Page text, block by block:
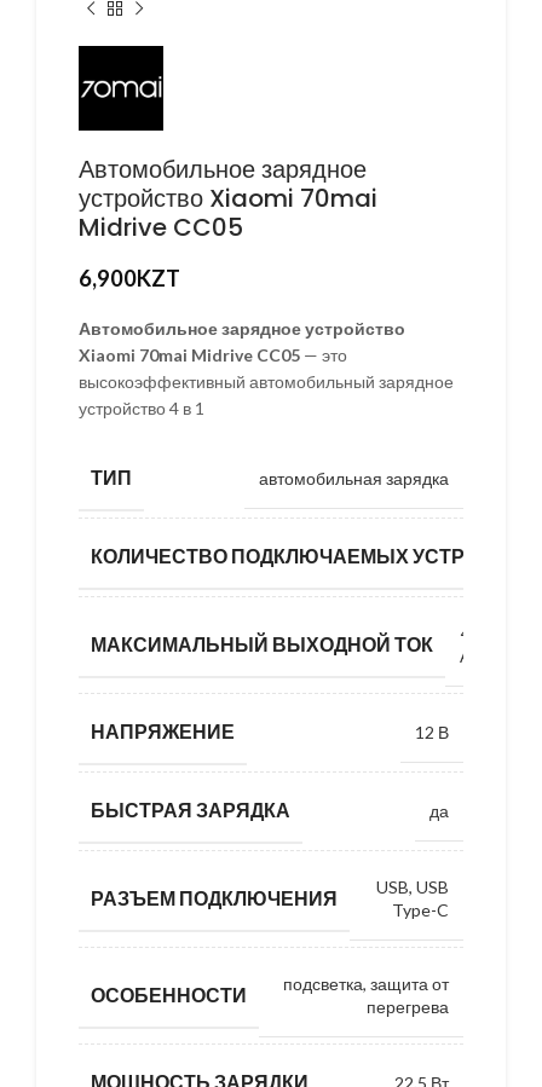
Автомобильное зарядное
устройство Xiaomi 70mai
Midrive CC05
6,900KZT
Автомобильное зарядное устройство
Xiaomi 70mai Midrive CC05 — это
высокоэффективный автомобильный зарядное
устройство 4 в 1
ТИП автомобильная зарядка
КОЛИЧЕСТВО ПОДКЛЮЧАЕМЫХ УСТРОЙСТВ
МАКСИМАЛЬНЫЙ ВЫХОДНОЙ ТОК
4
А
НАПРЯЖЕНИЕ 12 В
БЫСТРАЯ ЗАРЯДКА да
РАЗЪЕМ ПОДКЛЮЧЕНИЯ
USB, USB
Type-C
ОСОБЕННОСТИ
подсветка, защита от
перегрева
МОЩНОСТЬ ЗАРЯДКИ